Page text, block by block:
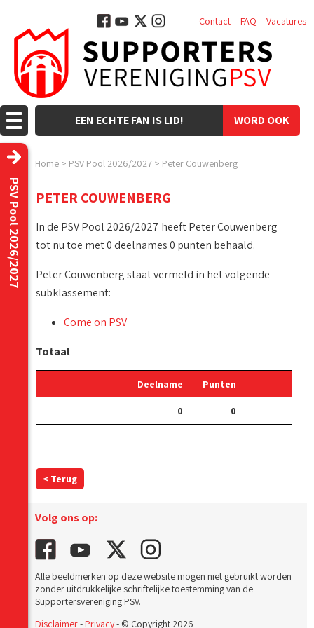
WORD OOK
EEN ECHTE FAN IS LID!
Contact FAQ Vacatures
Home > PSV Pool 2026/2027 > Peter Couwenberg
PSV Pool 2026/2027 PETER COUWENBERG
In de PSV Pool 2026/2027 heeft Peter Couwenberg
tot nu toe met 0 deelnames 0 punten behaald.
Peter Couwenberg staat vermeld in het volgende
subklassement:
Come on PSV
Totaal
Deelname Punten
0 0
< Terug
Volg ons op:
Alle beeldmerken op deze website mogen niet gebruikt worden
zonder uitdrukkelijke schriftelijke toestemming van de
Supportersvereniging PSV.
Disclaimer-Privacy- © Copyright 2026